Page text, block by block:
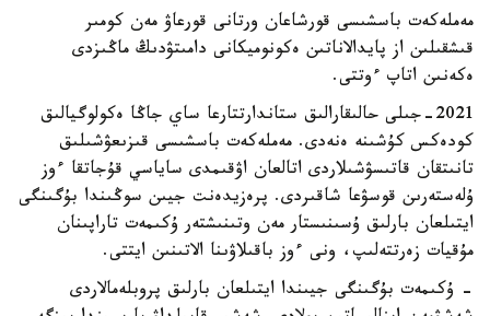
مەملەكەت باسشىسى قورشاعان ورتانى قورعاۋ مەن كومىر
قىشقىلىن از پايدالاناتىن ەكونوميكانى دامىتۋدىڭ ماڭىزدى
ەكەنىن اتاپ ءوتتى.
2021-جىلى حالىقارالىق ستاندارتتارعا ساي جاڭا ەكولوگيالىق
كودەكس كۇشىنە ەنەدى. مەملەكەت باسشىسى قىزىعۋشىلىق
تانىتقان قاتىسۋشىلاردى اتالعان اۋقىمدى ساياسي قۇجاتقا ءوز
ۇلەستەرىن قوسۋعا شاقىردى. پرەزيدەنت جيىن سوڭىندا بۇگىنگى
ايتىلعان بارلىق ۇسىنىستار مەن وتىنىشتەر ۇكىمەت تاراپىنان
مۇقيات زەرتتەلىپ، ونى ءوز باقىلاۋىنا الاتىنىن ايتتى.
- ۇكىمەت بۇگىنگى جيىندا ايتىلعان بارلىق پروبلەمالاردى